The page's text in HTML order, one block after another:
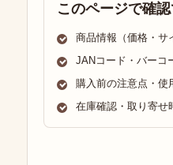
このページで確
商品情報（価格・サ
JANコード・バーコ
購入前の注意点・使
在庫確認・取り寄せ